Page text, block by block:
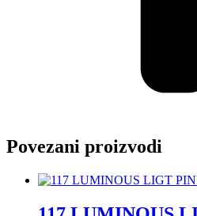
Povezani proizvodi